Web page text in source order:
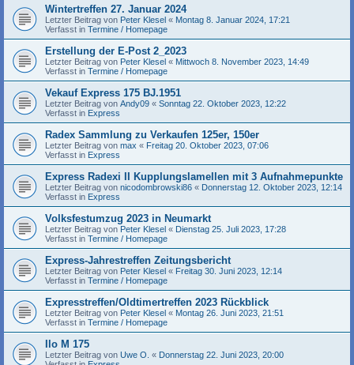
Wintertreffen 27. Januar 2024
Letzter Beitrag von Peter Klesel « Montag 8. Januar 2024, 17:21
Verfasst in Termine / Homepage
Erstellung der E-Post 2_2023
Letzter Beitrag von Peter Klesel « Mittwoch 8. November 2023, 14:49
Verfasst in Termine / Homepage
Vekauf Express 175 BJ.1951
Letzter Beitrag von Andy09 « Sonntag 22. Oktober 2023, 12:22
Verfasst in Express
Radex Sammlung zu Verkaufen 125er, 150er
Letzter Beitrag von max « Freitag 20. Oktober 2023, 07:06
Verfasst in Express
Express Radexi II Kupplungslamellen mit 3 Aufnahmepunkte
Letzter Beitrag von nicodombrowski86 « Donnerstag 12. Oktober 2023, 12:14
Verfasst in Express
Volksfestumzug 2023 in Neumarkt
Letzter Beitrag von Peter Klesel « Dienstag 25. Juli 2023, 17:28
Verfasst in Termine / Homepage
Express-Jahrestreffen Zeitungsbericht
Letzter Beitrag von Peter Klesel « Freitag 30. Juni 2023, 12:14
Verfasst in Termine / Homepage
Expresstreffen/Oldtimertreffen 2023 Rückblick
Letzter Beitrag von Peter Klesel « Montag 26. Juni 2023, 21:51
Verfasst in Termine / Homepage
Ilo M 175
Letzter Beitrag von Uwe O. « Donnerstag 22. Juni 2023, 20:00